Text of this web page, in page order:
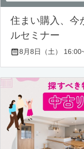
住まい購入、今
ルセミナー
8月8日（土）